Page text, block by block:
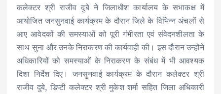
कलेक्टर श्री राजीव दुबे ने जिलाधीश कार्यालय के सभाकक्ष में
आयोजित जनसुनवाई कार्यक्रम के दौरान जिले के विभिन्न अंचलों से
आए आवेदकों की समस्याओं को पूरी गंभीरता एवं संवेदनशीलता के
साथ सुना और उनके निराकरण की कार्यवाही की। इस दौरान उन्होंने
अधिकारियों को समस्याओं के निराकरण के संबंध में भी आवश्यक
दिशा निर्देश दिए। जनसुनवाई कार्यक्रम के दौरान कलेक्टर श्री
राजीव दुबे, डिप्टी कलेक्टर श्री मुकेश शर्मा सहित जिला अधिकारी